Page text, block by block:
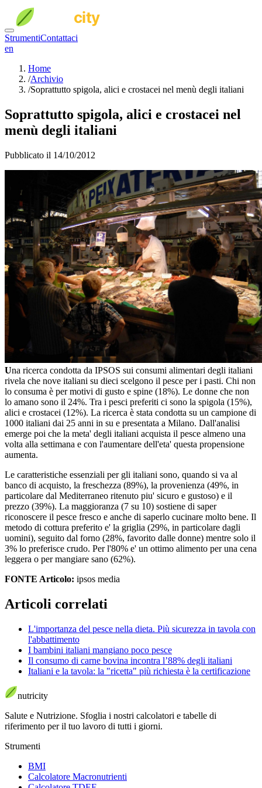
StrumentiContattaci
en
Home
/Archivio
/Soprattutto spigola, alici e crostacei nel menù degli italiani
Soprattutto spigola, alici e crostacei nel
menù degli italiani
Pubblicato il 14/10/2012
Una ricerca condotta da IPSOS sui consumi alimentari degli italiani
rivela che nove italiani su dieci scelgono il pesce per i pasti. Chi non
lo consuma è per motivi di gusto e spine (18%). Le donne che non
lo amano sono il 24%. Tra i pesci preferiti ci sono la spigola (15%),
alici e crostacei (12%). La ricerca è stata condotta su un campione di
1000 italiani dai 25 anni in su e presentata a Milano. Dall'analisi
emerge poi che la meta' degli italiani acquista il pesce almeno una
volta alla settimana e con l'aumentare dell'eta' questa propensione
aumenta.
Le caratteristiche essenziali per gli italiani sono, quando si va al
banco di acquisto, la freschezza (89%), la provenienza (49%, in
particolare dal Mediterraneo ritenuto piu' sicuro e gustoso) e il
prezzo (39%). La maggioranza (7 su 10) sostiene di saper
riconoscere il pesce fresco e anche di saperlo cucinare molto bene. Il
metodo di cottura preferito e' la griglia (29%, in particolare dagli
uomini), seguito dal forno (28%, favorito dalle donne) mentre solo il
3% lo preferisce crudo. Per l'80% e' un ottimo alimento per una cena
leggera o per mangiare sano (62%).
FONTE Articolo: ipsos media
Articoli correlati
L'importanza del pesce nella dieta. Più sicurezza in tavola con
l'abbattimento
I bambini italiani mangiano poco pesce
Il consumo di carne bovina incontra l’88% degli italiani
Italiani e la tavola: la "ricetta" più richiesta è la certificazione
nutricity
Salute e Nutrizione. Sfoglia i nostri calcolatori e tabelle di
riferimento per il tuo lavoro di tutti i giorni.
Strumenti
BMI
Calcolatore Macronutrienti